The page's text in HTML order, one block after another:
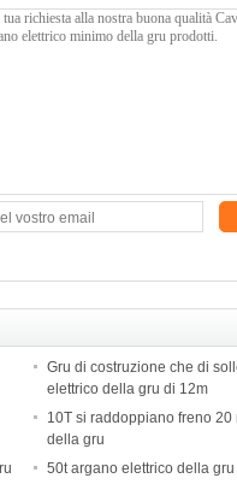
Gru di costruzione che di
elettrico della gru di 12m
10T si raddoppiano freno
della gru
50t argano elettrico della